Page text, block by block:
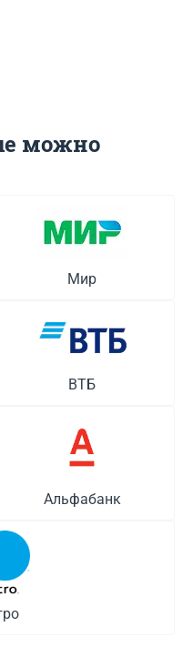
можно
Мир
ВТБ
Альфабанк